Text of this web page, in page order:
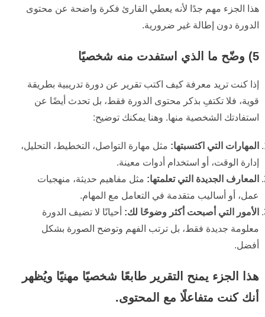
هذا الجزء مهم جدًا لأنه يعطي القارئ فكرة واضحة عن محتوى
الدورة دون إطالة غير ضرورية.
5) وضّح ما الذي استفدت منه شخصيًا
إذا كنت تريد معرفة كيف اكتب تقرير عن دورة تدريبية بطريقة
قوية، فلا تكتفِ بذكر محتوى الدورة فقط، بل تحدث أيضًا عن
استفادتك الشخصية منها. وهنا يمكنك توضيح:
المهارات التي اكتسبتها: مثل مهارة التواصل، التخطيط، التحليل،
إدارة الوقت، أو استخدام أدوات معينة.
المعارف الجديدة التي تعلمتها: مثل مفاهيم حديثة، منهجيات
عمل، أو أساليب متقدمة في التعامل مع المهام.
الأمور التي أصبحت أكثر وضوحًا لك: أحيانًا لا تضيف الدورة
معلومة جديدة فقط، بل ترتب الفهم وتوضح الصورة بشكل
أفضل.
هذا الجزء يمنح التقرير طابعًا شخصيًا مهنيًا ويُظهر
أنك كنت متفاعلًا مع المحتوى.